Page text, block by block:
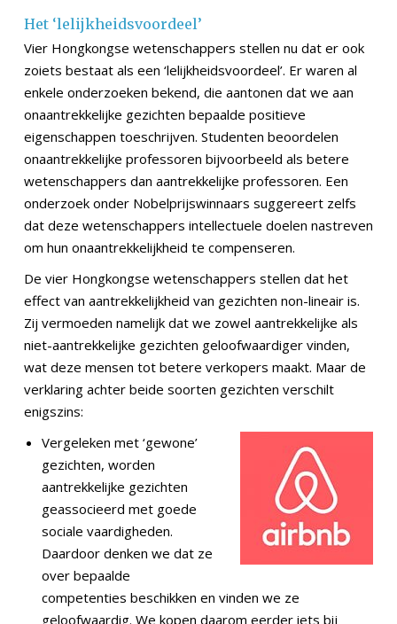
Het ‘lelijkheidsvoordeel’
Vier Hongkongse wetenschappers stellen nu dat er ook
zoiets bestaat als een ‘lelijkheidsvoordeel’. Er waren al
enkele onderzoeken bekend, die aantonen dat we aan
onaantrekkelijke gezichten bepaalde positieve
eigenschappen toeschrijven. Studenten beoordelen
onaantrekkelijke professoren bijvoorbeeld als betere
wetenschappers dan aantrekkelijke professoren. Een
onderzoek onder Nobelprijswinnaars suggereert zelfs
dat deze wetenschappers intellectuele doelen nastreven
om hun onaantrekkelijkheid te compenseren.
De vier Hongkongse wetenschappers stellen dat het
effect van aantrekkelijkheid van gezichten non-lineair is.
Zij vermoeden namelijk dat we zowel aantrekkelijke als
niet-aantrekkelijke gezichten geloofwaardiger vinden,
wat deze mensen tot betere verkopers maakt. Maar de
verklaring achter beide soorten gezichten verschilt
enigszins:
Vergeleken met ‘gewone’
gezichten, worden
aantrekkelijke gezichten
geassocieerd met goede
sociale vaardigheden.
Daardoor denken we dat ze
over bepaalde
competenties beschikken en vinden we ze
geloofwaardig. We kopen daarom eerder iets bij